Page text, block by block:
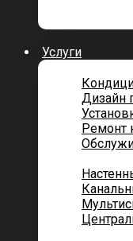
Услуги
Дизайн
Ремонт